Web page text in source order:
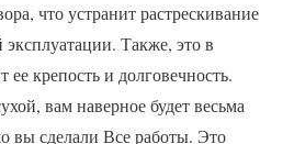
что устранит растрескивание
эксплуатации. Также, это в
ее крепость и долговечность.
вам наверное будет весьма
вы сделали Все работы. Это